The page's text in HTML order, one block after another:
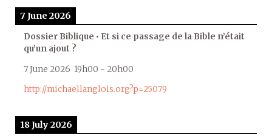
7 June 2026
Dossier Biblique • Et si ce passage de la Bible n’était
qu’un ajout ?
7 June 2026 19h00 - 20h00
http://michaellanglois.org?p=25079
18 July 2026